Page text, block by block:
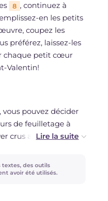
8 , continuez à
en les petits
coupez les
préférez, laissez-les
chaque petit cœur
Valentin!
pouvez décider
de feuilletage à
crus au congélateur
pour éviter
Au moment de les
des outils
avoir été utilisés.